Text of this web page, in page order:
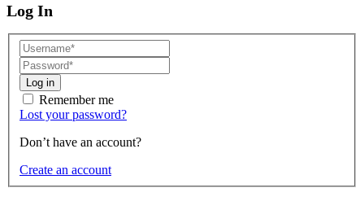
Log In
Log in
Remember me
Lost your password?
Don’t have an account?
Create an account